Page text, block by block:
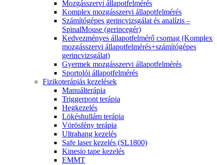
Mozgásszervi állapotfelmérés
Komplex mozgásszervi állapotfelmérés
Számítógépes gerincvizsgálat és analízis –
SpinalMouse (gerincegér)
Kedvezményes állapotfelmérő csomag (Komplex
mozgásszervi állapotfelmérés+számítógépes
gerincvizsgálat)
Gyermek mozgásszervi állapotfelmérés
Sportolói állapotfelmérés
Fizikoterápiás kezelések
Manuálterápia
Triggerpont terápia
Hegkezelés
Lökéshullám terápia
Vörösfény terápia
Ultrahang kezelés
Safe laser kezelés (SL1800)
Kinesio tape kezelés
EMMT